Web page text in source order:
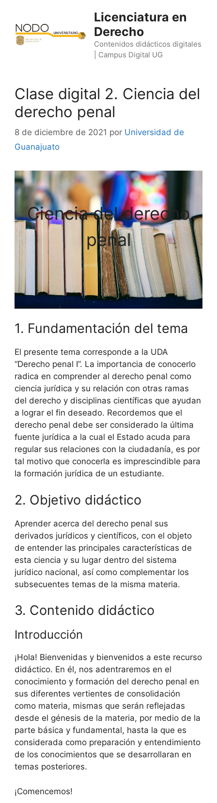
contenido
Licenciatura en
Derecho
Contenidos didácticos digitales
| Campus Digital UG
Clase digital 2. Ciencia del
derecho penal
8 de diciembre de 2021 por Universidad de
Guanajuato
Ciencia del derecho
penal
1. Fundamentación del tema
El presente tema corresponde a la UDA
“Derecho penal I”. La importancia de conocerlo
radica en comprender al derecho penal como
ciencia jurídica y su relación con otras ramas
del derecho y disciplinas científicas que ayudan
a lograr el fin deseado. Recordemos que el
derecho penal debe ser considerado la última
fuente jurídica a la cual el Estado acuda para
regular sus relaciones con la ciudadanía, es por
tal motivo que conocerla es imprescindible para
la formación jurídica de un estudiante.
2. Objetivo didáctico
Aprender acerca del derecho penal sus
derivados jurídicos y científicos, con el objeto
de entender las principales características de
esta ciencia y su lugar dentro del sistema
jurídico nacional, así como complementar los
subsecuentes temas de la misma materia.
3. Contenido didáctico
Introducción
¡Hola! Bienvenidas y bienvenidos a este recurso
didáctico. En él, nos adentraremos en el
conocimiento y formación del derecho penal en
sus diferentes vertientes de consolidación
como materia, mismas que serán reflejadas
desde el génesis de la materia, por medio de la
parte básica y fundamental, hasta la que es
considerada como preparación y entendimiento
de los conocimientos que se desarrollaran en
temas posteriores.
¡Comencemos!